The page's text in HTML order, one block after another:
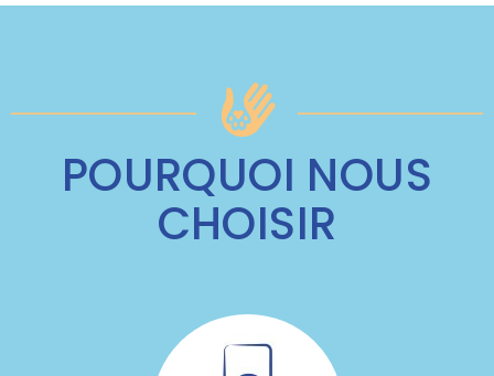
POURQUOI NOUS
CHOISIR